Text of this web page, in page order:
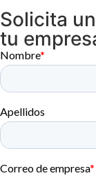
Solicita
tu